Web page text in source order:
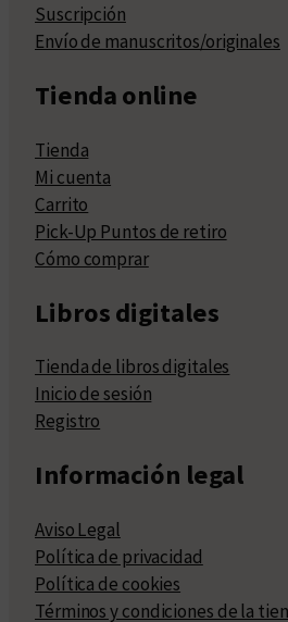
Suscripción
Envío de manuscritos/originales
Tienda online
Tienda
Mi cuenta
Carrito
Pick-Up Puntos de retiro
Cómo comprar
Libros digitales
Tienda de libros digitales
Inicio de sesión
Registro
Información legal
Aviso Legal
Política de privacidad
Política de cookies
Términos y condiciones de la